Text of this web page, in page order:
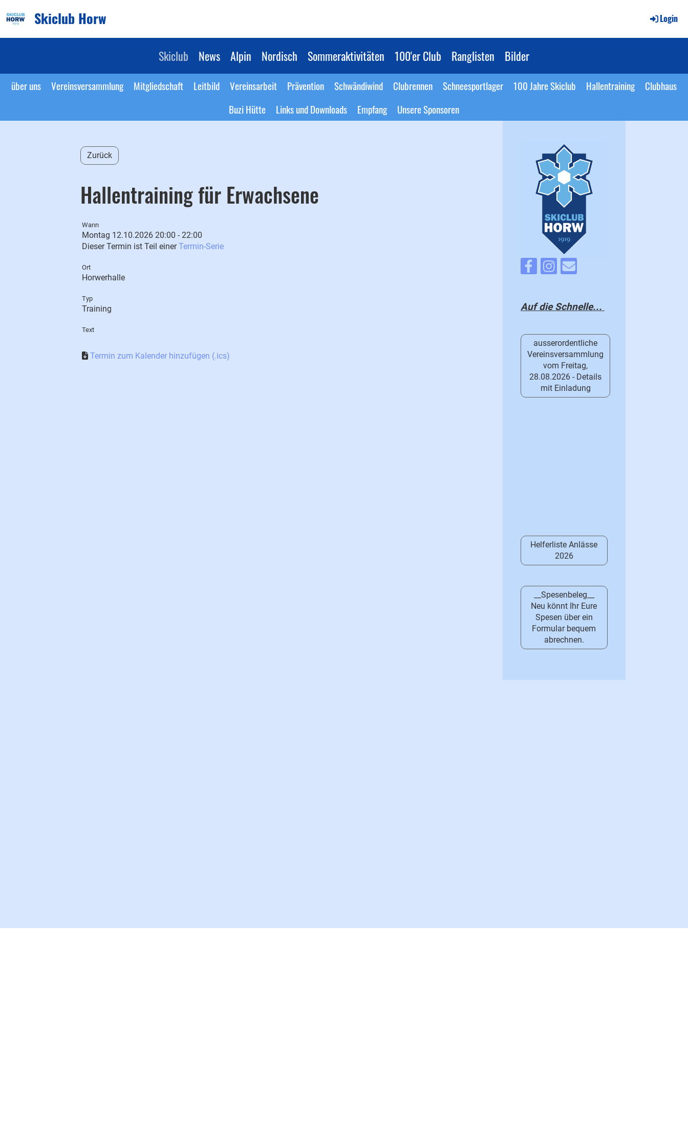
Skiclub Horw Login
Skiclub News Alpin Nordisch Sommeraktivitäten 100'er Club Ranglisten Bilder
über uns Vereinsversammlung Mitgliedschaft Leitbild Vereinsarbeit Prävention Schwändiwind Clubrennen Schneesportlager 100 Jahre Skiclub Hallentraining
Clubhaus
Buzi Hütte
Links und Downloads Empfang Unsere Sponsoren
Zurück
Hallentraining für Erwachsene
Wann
Montag 12.10.2026 20:00 - 22:00
Dieser Termin ist Teil einerTermin-Serie
Ort
Horwerhalle
Typ
Training
Text
Termin zum Kalender hinzufügen (.ics)
Auf die Schnelle...
ausserordentliche
Vereinsversammlung
vom Freitag,
28.08.2026 - Details
mit Einladung
Helferliste Anlässe
2026
__Spesenbeleg__
Neu könnt Ihr Eure
Spesen über ein
Formular bequem
abrechnen.